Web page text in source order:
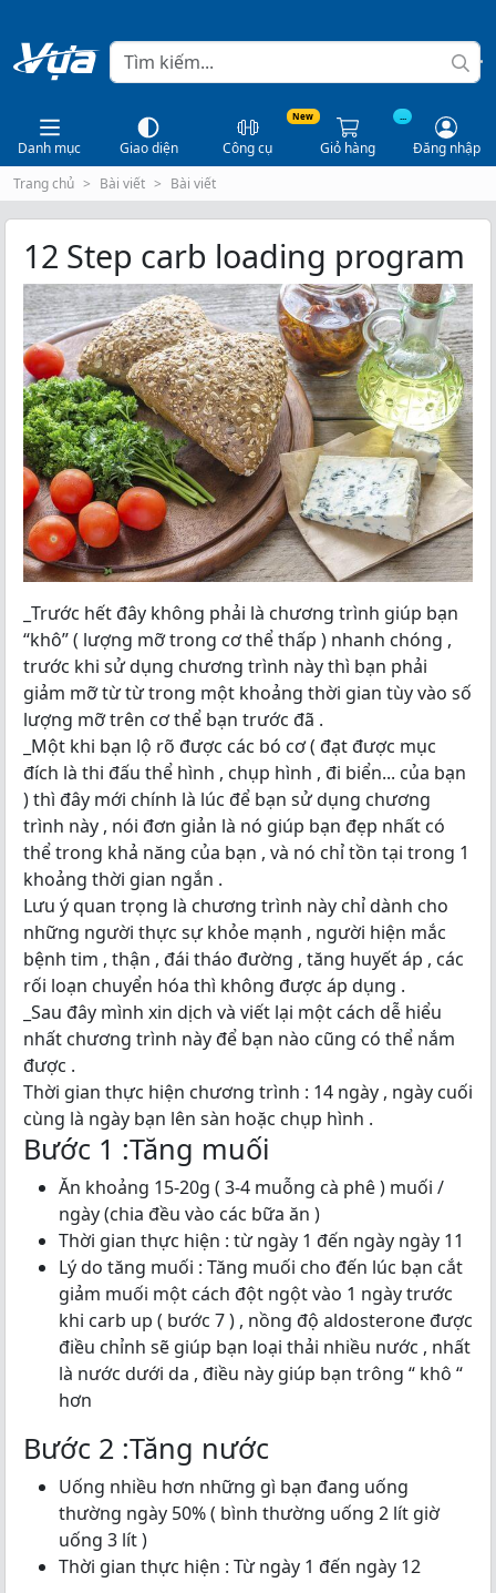
Danh mục Giao diện
New
Công cụ
...
Giỏ hàng
Đăng nhập
Trang chủ
Bài viết Bài viết
12 Step carb loading program
_Trước hết đây không phải là chương trình giúp bạn
“khô” ( lượng mỡ trong cơ thể thấp ) nhanh chóng ,
trước khi sử dụng chương trình này thì bạn phải
giảm mỡ từ từ trong một khoảng thời gian tùy vào số
lượng mỡ trên cơ thể bạn trước đã .
_Một khi bạn lộ rõ được các bó cơ ( đạt được mục
đích là thi đấu thể hình , chụp hình , đi biển... của bạn
) thì đây mới chính là lúc để bạn sử dụng chương
trình này , nói đơn giản là nó giúp bạn đẹp nhất có
thể trong khả năng của bạn , và nó chỉ tồn tại trong 1
khoảng thời gian ngắn .
Lưu ý quan trọng là chương trình này chỉ dành cho
những người thực sự khỏe mạnh , người hiện mắc
bệnh tim , thận , đái tháo đường , tăng huyết áp , các
rối loạn chuyển hóa thì không được áp dụng .
_Sau đây mình xin dịch và viết lại một cách dễ hiểu
nhất chương trình này để bạn nào cũng có thể nắm
được .
Thời gian thực hiện chương trình : 14 ngày , ngày cuối
cùng là ngày bạn lên sàn hoặc chụp hình .
Bước 1 :Tăng muối
Ăn khoảng 15-20g ( 3-4 muỗng cà phê ) muối /
ngày (chia đều vào các bữa ăn )
Thời gian thực hiện : từ ngày 1 đến ngày ngày 11
Lý do tăng muối : Tăng muối cho đến lúc bạn cắt
giảm muối một cách đột ngột vào 1 ngày trước
khi carb up ( bước 7 ) , nồng độ aldosterone được
điều chỉnh sẽ giúp bạn loại thải nhiều nước , nhất
là nước dưới da , điều này giúp bạn trông “ khô “
hơn
Bước 2 :Tăng nước
Uống nhiều hơn những gì bạn đang uống
thường ngày 50% ( bình thường uống 2 lít giờ
uống 3 lít )
Thời gian thực hiện : Từ ngày 1 đến ngày 12